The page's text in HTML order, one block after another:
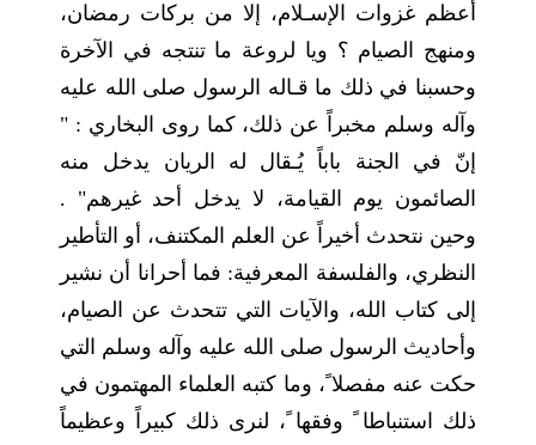
أعظم غزوات الإسـلام، إلا من بركات رمضان،
ومنهج الصيام ؟ ويا لروعة ما تنتجه في الآخرة
وحسبنا في ذلك ما قـاله الرسول صلى الله عليه
وآله وسلم مخبراً عن ذلك، كما روى البخاري : "
إنّ في الجنة باباً يُـقال له الريان يدخل منه
الصائمون يوم القيامة، لا يدخل أحد غيرهم" .
وحين نتحدث أخيراً عن العلم المكتنف، أو التأطير
النظري، والفلسفة المعرفية: فما أحرانا أن نشير
إلى كتاب الله، والآيات التي تتحدث عن الصيام،
وأحاديث الرسول صلى الله عليه وآله وسلم التي
حكت عنه مفصلا ً، وما كتبه العلماء المهتمون في
ذلك استنباطا ً وفقها ً، لنرى ذلك كبيراً وعظيماً